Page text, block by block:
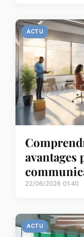
ACTU
avantages
22/06/2026 01:40
ACTU